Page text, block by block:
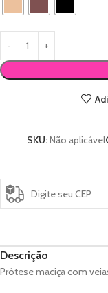
SKU:Não aplicável
Descrição
Prótese maciça com